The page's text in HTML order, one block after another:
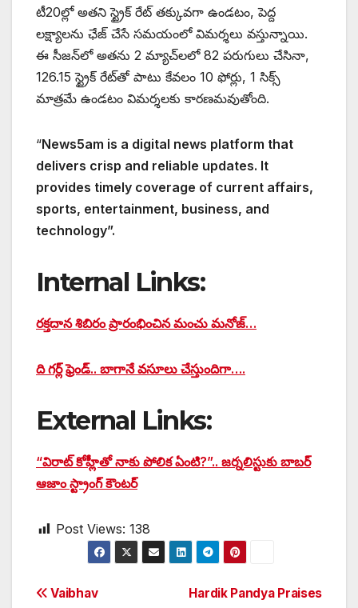
టీ20ల్లో అతని స్ట్రైక్ రేట్ తక్కువగా ఉండటం, పెద్ద
లక్ష్యాలను ఛేజ్ చేసే సమయంలో విమర్శలు వస్తున్నాయి.
ఈ సీజన్‌లో అతను 2 మ్యాచ్‌లలో 82 పరుగులు చేసినా,
126.15 స్ట్రైక్ రేట్‌తో పాటు కేవలం 10 ఫోర్లు, 1 సిక్స్
మాత్రమే ఉండటం విమర్శలకు కారణమవుతోంది.
“News5am is a digital news platform that
delivers crisp and reliable updates. It
provides timely coverage of current affairs,
sports, entertainment, business, and
technology”.
Internal Links:
రక్తదాన శిబిరం ప్రారంభించిన మంచు మనోజ్…
ది గర్ల్ ఫ్రెండ్.. బాగానే వసూలు చేస్తుందిగా….
External Links:
“విరాట్‌ కోహ్లీతో నాకు పోలిక ఏంటి?”.. జర్నలిస్టుకు బాబర్
ఆజాం స్ట్రాంగ్ కౌంటర్
Post Views: 138
Post
Hardik Pandya Praises
Vaibhav